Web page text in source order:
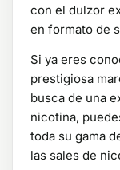
con el dulzor
en formato de
Si ya eres
prestigiosa
busca de una
nicotina,
toda su gama
las sales de